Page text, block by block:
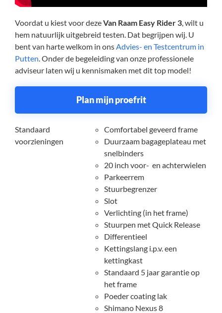
Voordat u kiest voor dezeVan Raam Easy Rider 3, wilt u
hem natuurlijk uitgebreid testen. Dat begrijpen wij. U
bent van harte welkom in onsAdvies- en Testcentrum in
Putten. Onder de begeleiding van onze professionele
adviseur laten wij u kennismaken met dit top model!
Plan mijn proefrit
Standaard
voorzieningen
Comfortabel geveerd frame
Duurzaam bagageplateau met
snelbinders
20 inch voor- en achterwielen
Parkeerrem
Stuurbegrenzer
Slot
Verlichting (in het frame)
Stuurpen met Quick Release
Differentieel
Kettingslang i.p.v. een
kettingkast
Standaard 5 jaar garantie op
het frame
Poeder coating lak
Shimano Nexus 8